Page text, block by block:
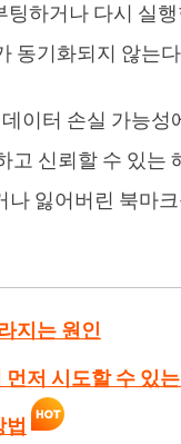
하거나 다시 실
동기화되지 않는
이터 손실 가능성
신뢰할 수 있는
잃어버린 북마
지는 원인
저 시도할 수 있